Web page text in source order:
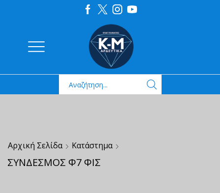
Αρχική Σελίδα Κατάστημα
ΣΥΝΔΕΣΜΟΣ Φ7 ΦΙΣ